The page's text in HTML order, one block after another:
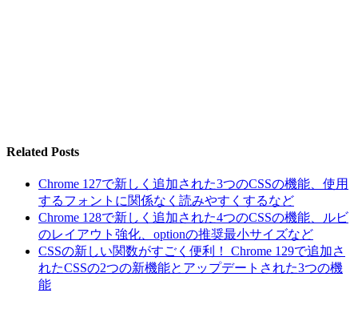
Related Posts
Chrome 127で新しく追加された3つのCSSの機能、使用
するフォントに関係なく読みやすくするなど
Chrome 128で新しく追加された4つのCSSの機能、ルビ
のレイアウト強化、optionの推奨最小サイズなど
CSSの新しい関数がすごく便利！ Chrome 129で追加さ
れたCSSの2つの新機能とアップデートされた3つの機
能